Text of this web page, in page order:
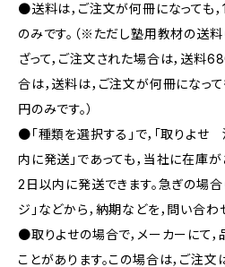
●送料は，ご注文が何冊になっても
のみです。（※ただし塾用教材の送
ざって，ご注文された場合は，送料
合は，送料は，ご注文が何冊になっ
円のみです。）
●「種類を選択する」で，「取りよ
内に発送」であっても，当社に在庫
2日以内に発送できます。急ぎの場合
ジ」などから，納期などを，問い合わ
●取りよせの場合で，メーカーにて
ことがあります。この場合は，ご注文